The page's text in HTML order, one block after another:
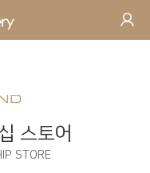
스토어
STORE